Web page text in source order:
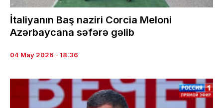
İtaliyanın Baş naziri Corcia Meloni
Azərbaycana səfərə gəlib
04 May 2026 - 18:36